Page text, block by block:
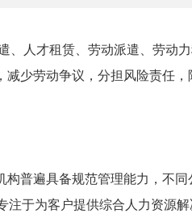
、人才租赁、劳动派遣、劳动
减少劳动争议，分担风险责任
构普遍具备规范管理能力，不
于为客户提供综合人力资源